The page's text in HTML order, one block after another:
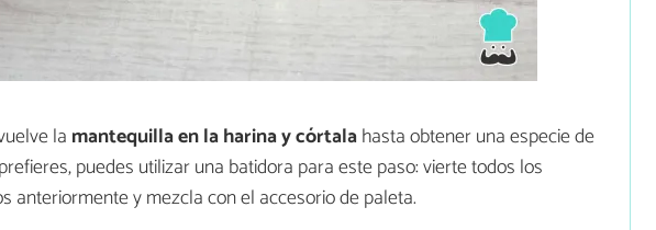
la mantequilla en la harina y córtalahasta obtener una especie de
puedes utilizar una batidora para este paso: vierte todos los
anteriormente y mezcla con el accesorio de paleta.